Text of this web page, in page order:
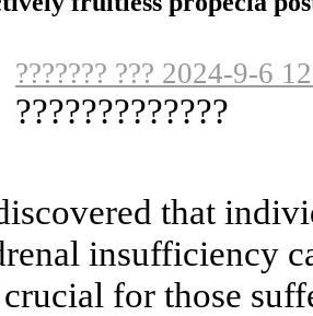
??????? ??? 2024-9-6
?????????????
that
insufficiency
for those